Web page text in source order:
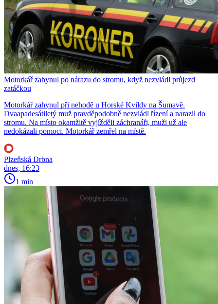
Motorkář zahynul po nárazu do stromu, když nezvládl průjezd
zatáčkou
Motorkář zahynul při nehodě u Horské Kvildy na Šumavě.
Dvaapadesátiletý muž pravděpodobně nezvládl řízení a narazil do
stromu. Na místo okamžitě vyjížděli záchranáři, muži už ale
nedokázali pomoci. Motorkář zemřel na místě.
Plzeňská Drbna
dnes, 16:23
1 min